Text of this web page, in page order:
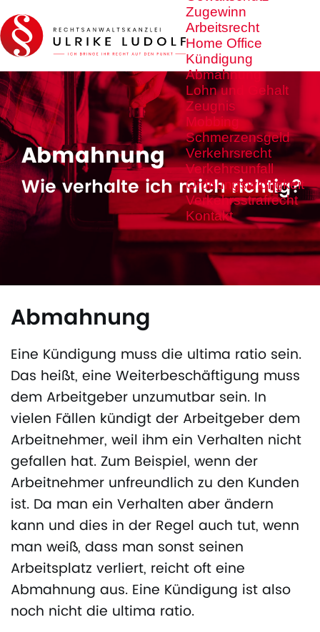
Zugewinn
Arbeitsrecht
Home Office
Kündigung
Abmahnung
Lohn und Gehalt
Zeugnis
Mobbing
Schmerzensgeld
Verkehrsrecht
Verkehrsunfall
Ordnungswidrigkeit
Verkehrsstrafrecht
Kontakt
Abmahnung
Wie verhalte ich mich richtig?
Abmahnung
Eine Kündigung muss die ultima ratio sein.
Das heißt, eine Weiterbeschäftigung muss
dem Arbeitgeber unzumutbar sein. In
vielen Fällen kündigt der Arbeitgeber dem
Arbeitnehmer, weil ihm ein Verhalten nicht
gefallen hat. Zum Beispiel, wenn der
Arbeitnehmer unfreundlich zu den Kunden
ist. Da man ein Verhalten aber ändern
kann und dies in der Regel auch tut, wenn
man weiß, dass man sonst seinen
Arbeitsplatz verliert, reicht oft eine
Abmahnung aus. Eine Kündigung ist also
noch nicht die ultima ratio.